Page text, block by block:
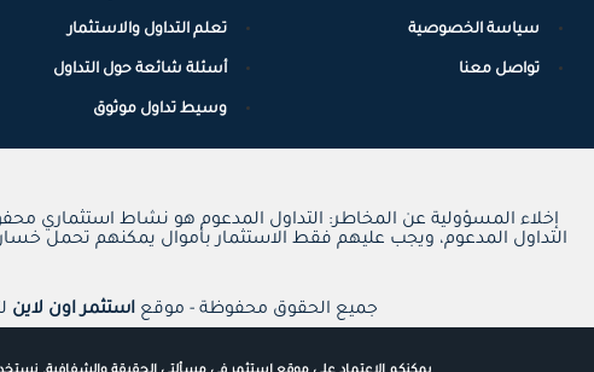
سياسة الخصوصية
تواصل معنا
تعلم التداول والاستثمار
أسئلة شائعة حول التداول
وسيط تداول موثوق
إخلاء المسؤولية عن المخاطر: التداول المدعوم هو نشاط استثماري
التداول المدعوم، ويجب عليهم فقط الاستثمار بأموال يمكنهم تحمل
جميع الحقوق محفوظة - موقعاستثمر اون لاين